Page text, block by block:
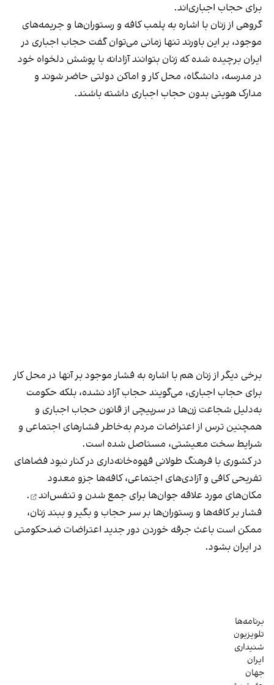
برای حجاب اجباری‌اند.
گروهی از زنان با اشاره به پلمب کافه و رستوران‌ها و جریمه‌های
موجود، بر این باورند تنها زمانی می‌توان گفت حجاب اجباری در
ایران برچیده شده که زنان بتوانند آزادانه با پوشش دلخواه خود
در مدرسه، دانشگاه، محل کار و اماکن دولتی حاضر شوند و
مدارک هویتی بدون حجاب اجباری داشته باشند.
برخی دیگر از زنان هم با اشاره به فشار موجود بر آنها در محل کار
برای حجاب اجباری، می‌گویند حجاب آزاد نشده، بلکه حکومت
به‌دلیل شجاعت زن‌ها در سرپیچی از قانون حجاب اجباری و
همچنین ترس از اعتراضات مردم به‌خاطر فشارهای اجتماعی و
شرایط سخت معیشتی، مستاصل شده است.
در کشوری با فرهنگ طولانی قهوه‌‌خانه‌داری در کنار نبود فضاهای
تفریحی کافی و آزادی‌های اجتماعی، کافه‌ها جزو معدود
مکان‌های مورد علاقه جوان‌ها برای جمع شدن و تنفس‌اند
.
فشار بر کافه‌ها و رستوران‌ها بر سر حجاب و بگیر و ببند زنان،
ممکن است باعث جرقه خوردن دور جدید اعتراضات ضدحکومتی
در ایران بشود.
برنامه‌ها
تلویزیون
شنیداری
ایران
جهان